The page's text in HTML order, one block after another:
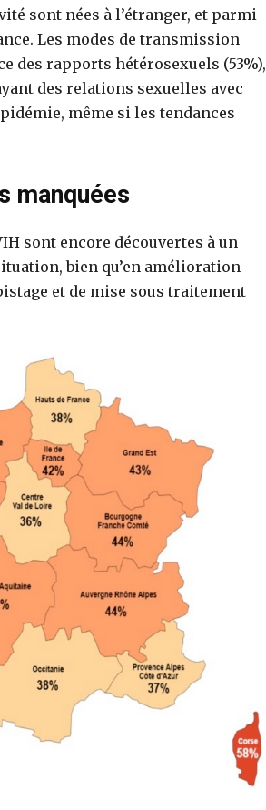
sont nées à l’étranger, et parmi
Les modes de transmission
des rapports hétérosexuels (53%),
des relations sexuelles avec
même si les tendances
manquées
sont encore découvertes à un
bien qu’en amélioration
et de mise sous traitement